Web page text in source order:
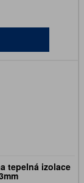
tepelná izolace